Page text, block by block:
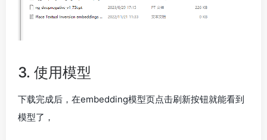
3. 使用模型
下载完成后，在embedding模型页点击刷新按钮就能看到
模型了，